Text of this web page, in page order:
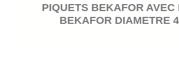
PIQUETS BEKAFOR AVEC
BEKAFOR DIAMETRE